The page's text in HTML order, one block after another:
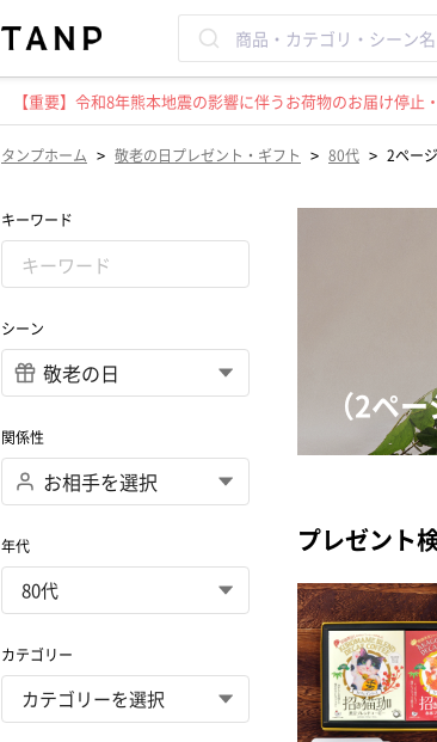
【重要】令和8年熊本地震の影響に伴うお荷物のお届け停止
タンプホーム > 敬老の日プレゼント・ギフト > 80代 > 2ペー
キーワード
シーン
関係性
年代
カテゴリー
（2ペ
プレゼント